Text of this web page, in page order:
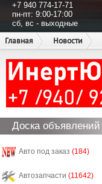
+7 940 774-17-71
пн-пт: 9:00-17:00
сб, вс - выходные
Главная
Новости
Доска объявлений
Авто под заказ (184)
Автозапчасти (11642)